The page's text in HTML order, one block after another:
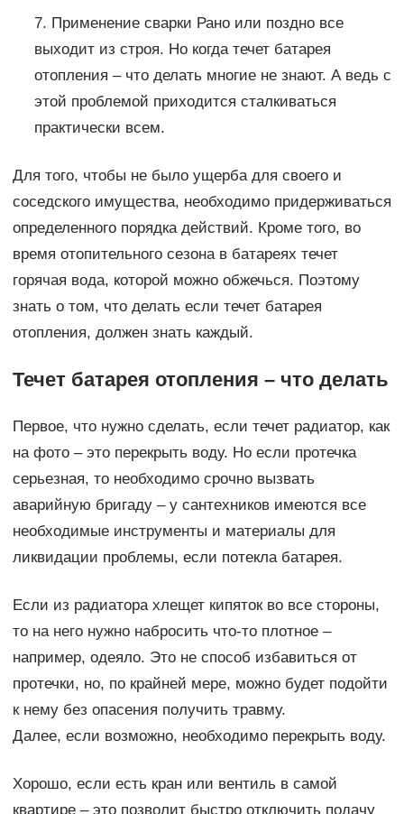
7. Применение сварки Рано или поздно все
выходит из строя. Но когда течет батарея
отопления – что делать многие не знают. А ведь с
этой проблемой приходится сталкиваться
практически всем.
Для того, чтобы не было ущерба для своего и
соседского имущества, необходимо придерживаться
определенного порядка действий. Кроме того, во
время отопительного сезона в батареях течет
горячая вода, которой можно обжечься. Поэтому
знать о том, что делать если течет батарея
отопления, должен знать каждый.
Течет батарея отопления – что делать
Первое, что нужно сделать, если течет радиатор, как
на фото – это перекрыть воду. Но если протечка
серьезная, то необходимо срочно вызвать
аварийную бригаду – у сантехников имеются все
необходимые инструменты и материалы для
ликвидации проблемы, если потекла батарея.
Если из радиатора хлещет кипяток во все стороны,
то на него нужно набросить что-то плотное –
например, одеяло. Это не способ избавиться от
протечки, но, по крайней мере, можно будет подойти
к нему без опасения получить травму.
Далее, если возможно, необходимо перекрыть воду.
Хорошо, если есть кран или вентиль в самой
квартире – это позволит быстро отключить подачу